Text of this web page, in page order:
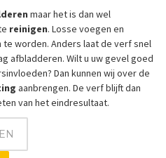
maar het is dan wel
reinigen. Losse voegen en
worden. Anders laat de verf snel
afbladderen. Wilt u uw gevel goed
Dan kunnen wij over de
aanbrengen. De verf blijft dan
van het eindresultaat.